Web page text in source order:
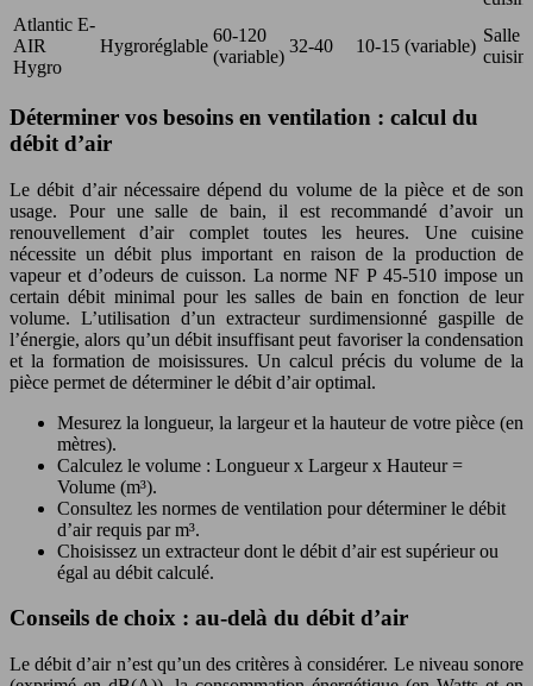
Atlantic E-
AIR
Hygro
Hygroréglable
60-120
(variable)
32-40 10-15 (variable)
Salle
Déterminer vos besoins en ventilation : calcul du
débit d’air
Le débit d’air nécessaire dépend du volume de la pièce et de son
usage. Pour une salle de bain, il est recommandé d’avoir un
renouvellement d’air complet toutes les heures. Une cuisine
nécessite un débit plus important en raison de la production de
vapeur et d’odeurs de cuisson. La norme NF P 45-510 impose un
certain débit minimal pour les salles de bain en fonction de leur
volume. L’utilisation d’un extracteur surdimensionné gaspille de
l’énergie, alors qu’un débit insuffisant peut favoriser la condensation
et la formation de moisissures. Un calcul précis du volume de la
pièce permet de déterminer le débit d’air optimal.
Mesurez la longueur, la largeur et la hauteur de votre pièce (en
mètres).
Calculez le volume : Longueur x Largeur x Hauteur =
Volume (m³).
Consultez les normes de ventilation pour déterminer le débit
d’air requis par m³.
Choisissez un extracteur dont le débit d’air est supérieur ou
égal au débit calculé.
Conseils de choix : au-delà du débit d’air
Le débit d’air n’est qu’un des critères à considérer. Le niveau sonore